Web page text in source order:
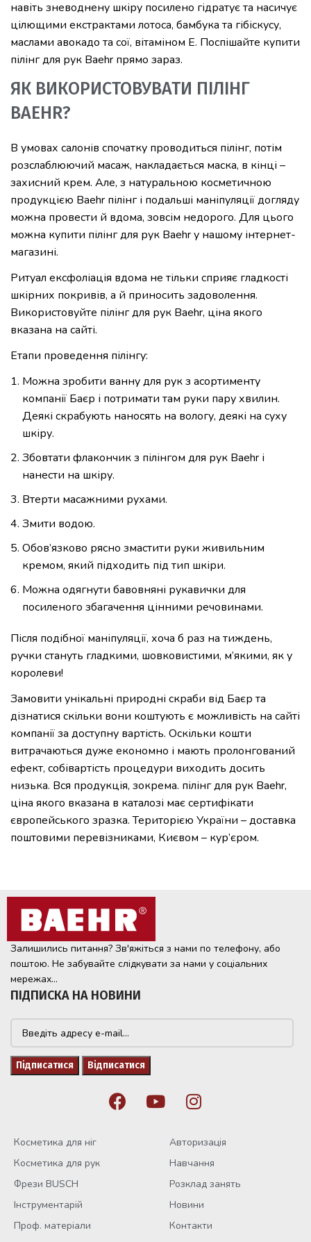
навіть зневоднену шкіру посилено гідратує та насичує
цілющими екстрактами лотоса, бамбука та гібіскусу,
маслами авокадо та сої, вітаміном Е. Поспішайте купити
пілінг для рук Baehr прямо зараз.
ЯК ВИКОРИСТОВУВАТИ ПІЛІНГ
BAEHR?
В умовах салонів спочатку проводиться пілінг, потім
розслаблюючий масаж, накладається маска, в кінці –
захисний крем. Але, з натуральною косметичною
продукцією Baehr пілінг і подальші маніпуляції догляду
можна провести й вдома, зовсім недорого. Для цього
можна купити пілінг для рук Baehr у нашому інтернет-
магазині.
Ритуал ексфоліація вдома не тільки сприяє гладкості
шкірних покривів, а й приносить задоволення.
Використовуйте пілінг для рук Baehr, ціна якого
вказана на сайті.
Етапи проведення пілінгу:
Можна зробити ванну для рук з асортименту
компанії Баєр і потримати там руки пару хвилин.
Деякі скрабують наносять на вологу, деякі на суху
шкіру.
Збовтати флакончик з пілінгом для рук Baehr і
нанести на шкіру.
Втерти масажними рухами.
Змити водою.
Обов’язково рясно змастити руки живильним
кремом, який підходить під тип шкіри.
Можна одягнути бавовняні рукавички для
посиленого збагачення цінними речовинами.
Після подібної маніпуляції, хоча б раз на тиждень,
ручки стануть гладкими, шовковистими, м’якими, як у
королеви!
Замовити унікальні природні скраби від Баєр та
дізнатися скільки вони коштують є можливість на сайті
компанії за доступну вартість. Оскільки кошти
витрачаються дуже економно і мають пролонгований
ефект, собівартість процедури виходить досить
низька. Вся продукція, зокрема. пілінг для рук Baehr,
ціна якого вказана в каталозі має сертифікати
європейського зразка. Територією України – доставка
поштовими перевізниками, Києвом – кур’єром.
Залишились питання? Зв'яжіться з нами по телефону, або
поштою. Не забувайте слідкувати за нами у соціальних
мережах...
ПІДПИСКА НА НОВИНИ
Косметика для ніг
Косметика для рук
Фрези BUSCH
Інструментарій
Проф. матеріали
Авторизація
Навчання
Розклад занять
Новини
Контакти